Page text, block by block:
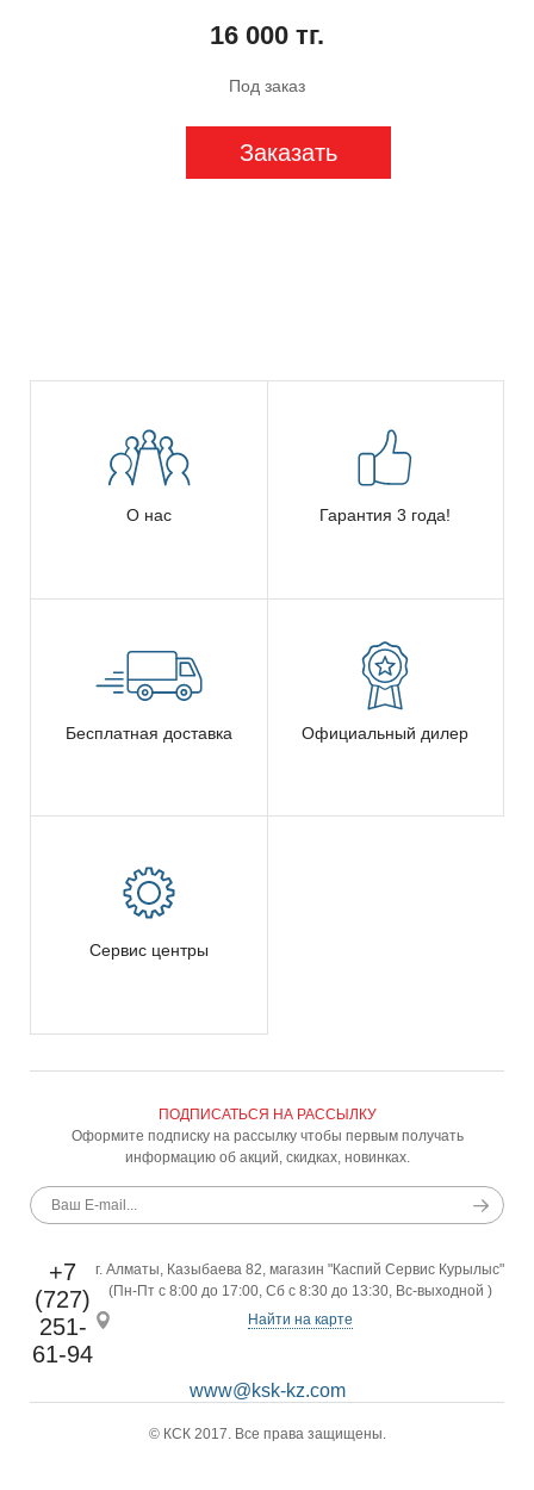
16 000 тг.
Под заказ
Заказать
О нас Гарантия 3 года!
Бесплатная доставка Официальный дилер
Сервис центры
ПОДПИСАТЬСЯ НА РАССЫЛКУ
Оформите подписку на рассылку чтобы первым получать
информацию об акций, скидках, новинках.
г. Алматы, Казыбаева 82, магазин "Каспий Сервис Курылыс"
(Пн-Пт с 8:00 до 17:00, Сб с 8:30 до 13:30, Вс-выходной )
Найти на карте
+7
(727)
251-
61-94
www@ksk-kz.com
© КСК 2017. Все права защищены.